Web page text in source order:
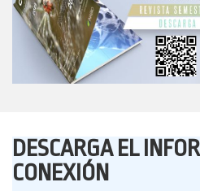
DESCARGA EL
CONEXIÓN